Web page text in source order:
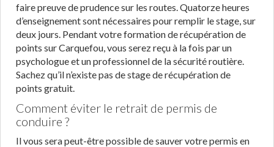
faire preuve de prudence sur les routes. Quatorze heures
d’enseignement sont nécessaires pour remplir le stage, sur
deux jours. Pendant votre formation de récupération de
points sur Carquefou, vous serez reçu à la fois par un
psychologue et un professionnel de la sécurité routière.
Sachez qu’il n’existe pas de stage de récupération de
points gratuit.
Comment éviter le retrait de permis de
conduire ?
Il vous sera peut-être possible de sauver votre permis en